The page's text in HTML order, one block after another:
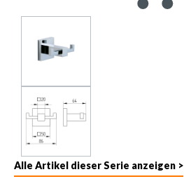
Alle Artikel dieser Serie anzeigen >